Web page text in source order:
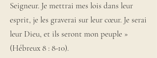
Seigneur. Je mettrai mes lois dans leur
esprit, je les graverai sur leur cœur. Je serai
leur Dieu, et ils seront mon peuple »
(Hébreux 8 : 8-10).